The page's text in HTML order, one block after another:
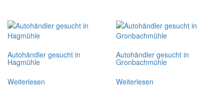
Autohändler gesucht in
Hagmühle
Weiterlesen
Autohändler gesucht in
Gronbachmühle
Weiterlesen